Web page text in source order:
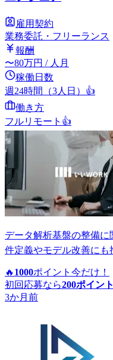
雇用契約
業務委託・フリーランス
報酬
〜80万円 / 人月
稼働日数
週24時間（3人日） 👍
働き方
フルリモート 👍
データ解析基盤の整備
件定義やモデル改善にも
🔥 1000ポイント 今だけ！
初回応募なら200ポイン
3か月前